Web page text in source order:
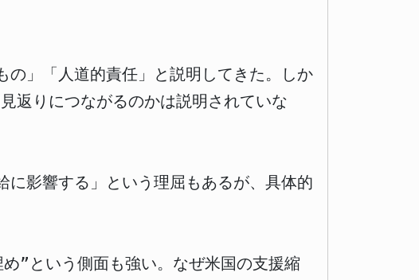
」「人道的責任」と説明してきた。しか
返りにつながるのかは説明されていな
に影響する」という理屈もあるが、具体的
”という側面も強い。なぜ米国の支援縮